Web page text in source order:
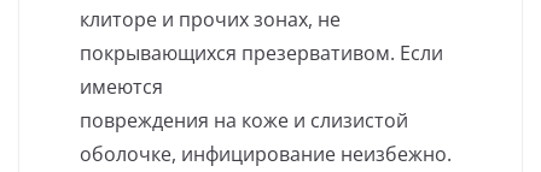
клиторе и прочих зонах, не
покрывающихся презервативом. Если
имеются
повреждения на коже и слизистой
оболочке, инфицирование неизбежно.